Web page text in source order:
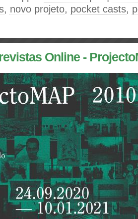
, novo projeto, pocket casts,
Online -